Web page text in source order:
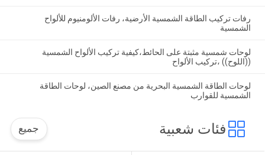
رفات تركيب الطاقة الشمسية الأرضية، رفات الألومنيوم للألواح
الشمسية
لوحات شمسية مثبتة على الحائط،كيفية تركيب الألواح الشمسية
((اللوح)) ،تركيب الألواح
لوحات الطاقة الشمسية البحرية من مصنع الصين، لوحات الطاقة
الشمسية للقوارب
فئات شعبية جميع